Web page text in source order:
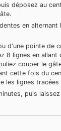
déposez au
en alternant
d'une pointe de
8 lignes en allant
couper le
cette fois du
les lignes tracées
puis